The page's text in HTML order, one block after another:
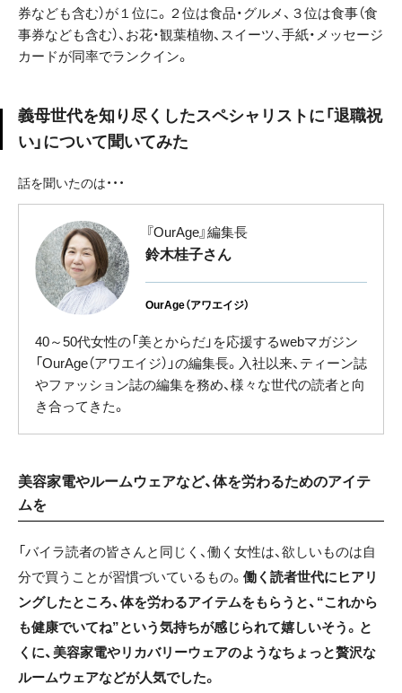
券なども含む）が１位に。２位は食品・グルメ、３位は食事（食
事券なども含む）、お花・観葉植物、スイーツ、手紙・メッセージ
カードが同率でランクイン。
義母世代を知り尽くしたスペシャリストに「退職祝
い」について聞いてみた
話を聞いたのは・・・
『OurAge』編集長
鈴木桂子さん
OurAge（アワエイジ）
40～50代女性の「美とからだ」を応援するwebマガジン
「OurAge（アワエイジ）」の編集長。入社以来、ティーン誌
やファッション誌の編集を務め、様々な世代の読者と向
き合ってきた。
美容家電やルームウェアなど、体を労わるためのアイテ
ムを
「バイラ読者の皆さんと同じく、働く女性は、欲しいものは自
分で買うことが習慣づいているもの。 働く読者世代にヒアリ
ングしたところ、体を労わるアイテムをもらうと、“これから
も健康でいてね”という気持ちが感じられて嬉しいそう。と
くに、美容家電やリカバリーウェアのようなちょっと贅沢な
ルームウェアなどが人気でした。